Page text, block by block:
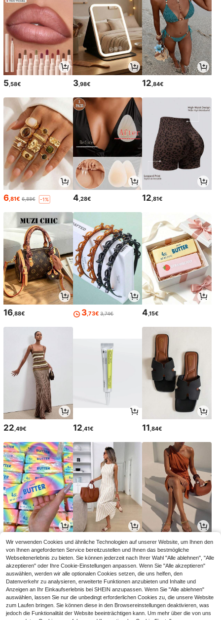
5 ,58€ 3,98€ 12 ,84€
6,81€ 6,88€ -1% 4,28€ 12,81€
16,88€ 3,73€ 3,74€ 4,15€
22 ,49€ 12 ,41€ 11 ,84€
4,28€ 18,49€ 15,99€
Wir verwenden Cookies und ähnliche Technologien auf unserer Website, um Ihnen den
von Ihnen angeforderten Service bereitzustellen und Ihnen das bestmögliche
Webseitenerlebnis zu bieten. Sie können jederzeit nach Ihrer Wahl "Alle ablehnen", "Alle
akzeptieren" oder Ihre Cookie-Einstellungen anpassen. Wenn Sie "Alle akzeptieren"
auswählen, werden wir alle optionalen Cookies setzen, die uns helfen, den
Datenverkehr zu analysieren, erweiterte Funktionen anzubieten und Inhalte und
Anzeigen an Ihr Einkaufserlebnis bei SHEIN anzupassen. Wenn Sie "Alle ablehnen"
auswählen, lassen Sie nur die unbedingt erforderlichen Cookies zu, die unsere Website
zum Laufen bringen. Sie können diese in den Browsereinstellungen deaktivieren, was
jedoch die Funktionalität der Website beeinträchtigen kann. Um mehr über die von uns